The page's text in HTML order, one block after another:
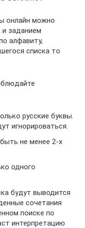
онлайн можно
и заданием
алфавиту,
списка то
русские буквы.
игнорироваться.
не менее 2-х
одного
будут выводится
сочетания
поиске по
интерпретацию